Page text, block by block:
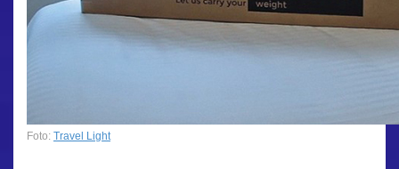
Foto: Travel Light